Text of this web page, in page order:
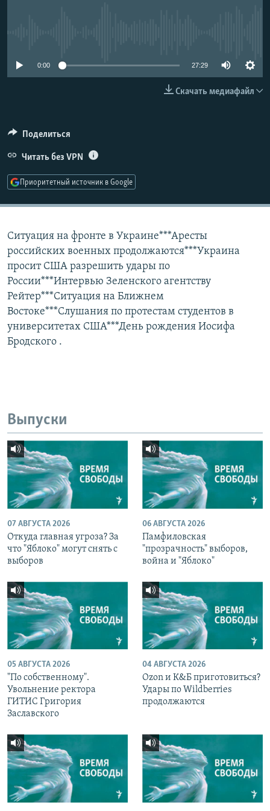
СОЦИАЛЬНЫЕ СЕТИ
0:00 27:29
Скачать медиафайл
Поделиться
Читать без VPN
Приоритетный источник в Google
Ситуация на фронте в Украине***Аресты
российских военных продолжаются***Украина
просит США разрешить удары по
России***Интервью Зеленского агентству
Рейтер***Ситуация на Ближнем
Востоке***Слушания по протестам студентов в
университетах США***День рождения Иосифа
Бродского .
Выпуски
07 АВГУСТА 2026
Откуда главная угроза? За
что "Яблоко" могут снять с
выборов
06 АВГУСТА 2026
Памфиловская
"прозрачность" выборов,
война и "Яблоко"
05 АВГУСТА 2026
"По собственному".
Увольнение ректора
ГИТИС Григория
Заславского
04 АВГУСТА 2026
Ozon и К&Б приготовиться?
Удары по Wildberries
продолжаются